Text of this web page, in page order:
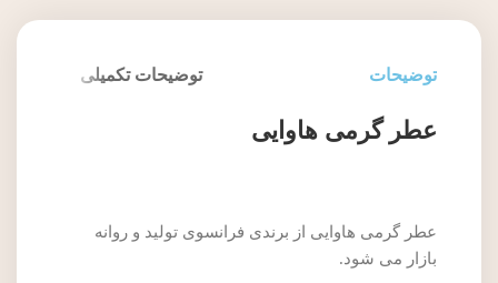
توضیحات توضیحات تکمیلی
عطر گرمی هاوایی
عطر گرمی هاوایی از برندی فرانسوی تولید و روانه
بازار می شود.